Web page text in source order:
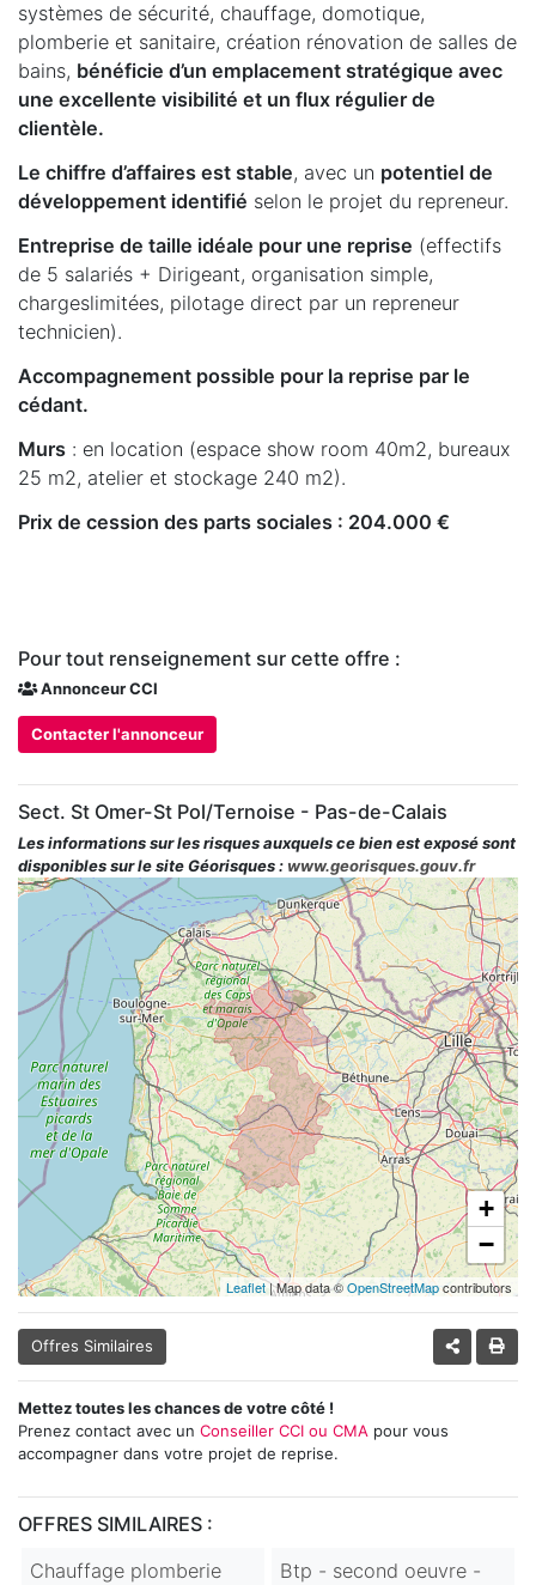
systèmes de sécurité, chauffage, domotique,
plomberie et sanitaire, création rénovation de salles de
bains, bénéficie d’un emplacement stratégique avec
une excellente visibilité et un flux régulier de
clientèle.
Le chiffre d’affaires est stable, avec un potentiel de
développement identifié selon le projet du repreneur.
Entreprise de taille idéale pour une reprise (effectifs
de 5 salariés + Dirigeant, organisation simple,
chargeslimitées, pilotage direct par un repreneur
technicien).
Accompagnement possible pour la reprise par le
cédant.
Murs : en location (espace show room 40m2, bureaux
25 m2, atelier et stockage 240 m2).
Prix de cession des parts sociales : 204.000 €
Pour tout renseignement sur cette offre :
Annonceur CCI
Contacter l'annonceur
Sect. St Omer-St Pol/Ternoise - Pas-de-Calais
Les informations sur les risques auxquels ce bien est exposé sont
disponibles sur le site Géorisques : www.georisques.gouv.fr
+
−
Leaflet| Map data ©OpenStreetMapcontributors
Offres Similaires
Mettez toutes les chances de votre côté !
Prenez contact avec un Conseiller CCI ou CMA pour vous
accompagner dans votre projet de reprise.
OFFRES SIMILAIRES :
Chauffage plomberie
Btp - second oeuvre -